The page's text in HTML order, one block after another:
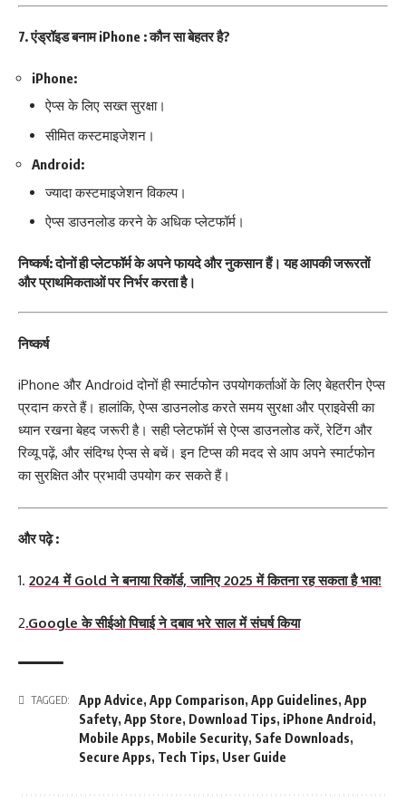
7. एंड्रॉइड बनाम iPhone : कौन सा बेहतर है?
iPhone:
ऐप्स के लिए सख्त सुरक्षा।
सीमित कस्टमाइजेशन।
Android:
ज्यादा कस्टमाइजेशन विकल्प।
ऐप्स डाउनलोड करने के अधिक प्लेटफॉर्म।
निष्कर्ष:दोनों ही प्लेटफॉर्म के अपने फायदे और नुकसान हैं। यह आपकी जरूरतों
और प्राथमिकताओं पर निर्भर करता है।
निष्कर्ष
iPhone और Android दोनों ही स्मार्टफोन उपयोगकर्ताओं के लिए बेहतरीन ऐप्स
प्रदान करते हैं। हालांकि, ऐप्स डाउनलोड करते समय सुरक्षा और प्राइवेसी का
ध्यान रखना बेहद जरूरी है। सही प्लेटफॉर्म से ऐप्स डाउनलोड करें, रेटिंग और
रिव्यू पढ़ें, और संदिग्ध ऐप्स से बचें। इन टिप्स की मदद से आप अपने स्मार्टफोन
का सुरक्षित और प्रभावी उपयोग कर सकते हैं।
और पढ़े :
1. 2024 में Gold ने बनाया रिकॉर्ड, जानिए 2025 में कितना रह सकता है भाव!
2.Google के सीईओ पिचाई ने दबाव भरे साल में संघर्ष किया
TAGGED: App Advice, App Comparison, App Guidelines, App
Safety, App Store, Download Tips, iPhone Android,
Mobile Apps, Mobile Security, Safe Downloads,
Secure Apps, Tech Tips, User Guide